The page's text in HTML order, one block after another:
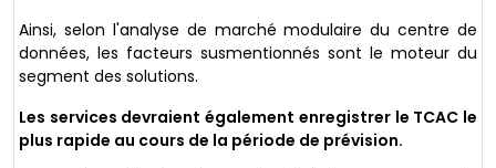
Ainsi, selon l'analyse de marché modulaire du centre de
données, les facteurs susmentionnés sont le moteur du
segment des solutions.
Les services devraient également enregistrer le TCAC le
plus rapide au cours de la période de prévision.